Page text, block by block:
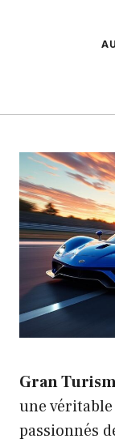
Gran
une véritable
passionnés